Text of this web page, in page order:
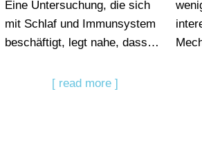
Eine Untersuchung, die sich
mit Schlaf und Immunsystem
beschäftigt, legt nahe, dass…
[ read more ]